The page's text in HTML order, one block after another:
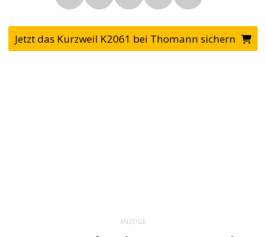
Jetzt das Kurzweil K2061 bei Thomann sichern
ANZEIGE